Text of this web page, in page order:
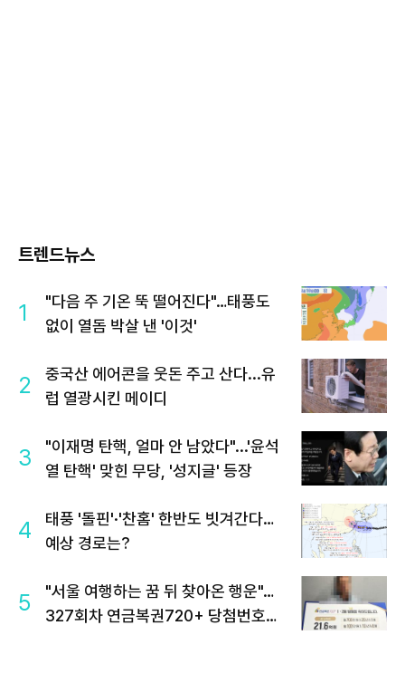
트렌드뉴스
1
"다음 주 기온 뚝 떨어진다"…태풍도
없이 열돔 박살 낸 '이것'
2
중국산 에어콘을 웃돈 주고 산다...유
럽 열광시킨 메이디
3
"이재명 탄핵, 얼마 안 남았다"...'윤석
열 탄핵' 맞힌 무당, '성지글' 등장
4
태풍 '돌핀'·'찬홈' 한반도 빗겨간다…
예상 경로는?
5
"서울 여행하는 꿈 뒤 찾아온 행운"…
327회차 연금복권720+ 당첨번호조